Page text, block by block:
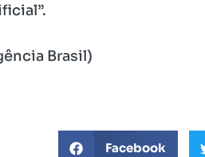
Brasil)
Facebook